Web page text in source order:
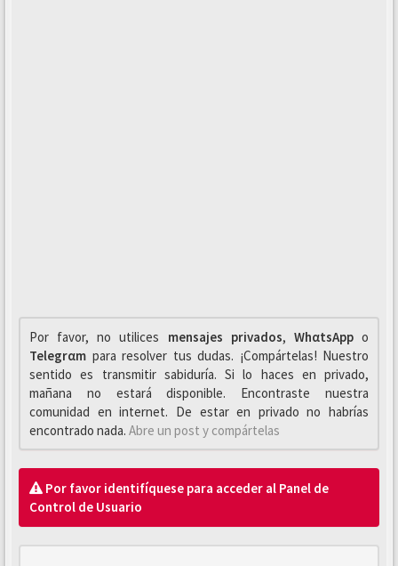
Por favor, no utilices mensajes privados, WhαtsAppo
Telegrαm para resolver tus dudas. ¡Compártelas! Nuestro
sentido es transmitir sabiduría. Si lo haces en privado,
mañana no estará disponible. Encontraste nuestra
comunidad en internet. De estar en privado no habrías
encontrado nada. Abre un post y compártelas
Por favor identifíquese para acceder al Panel de
Control de Usuario